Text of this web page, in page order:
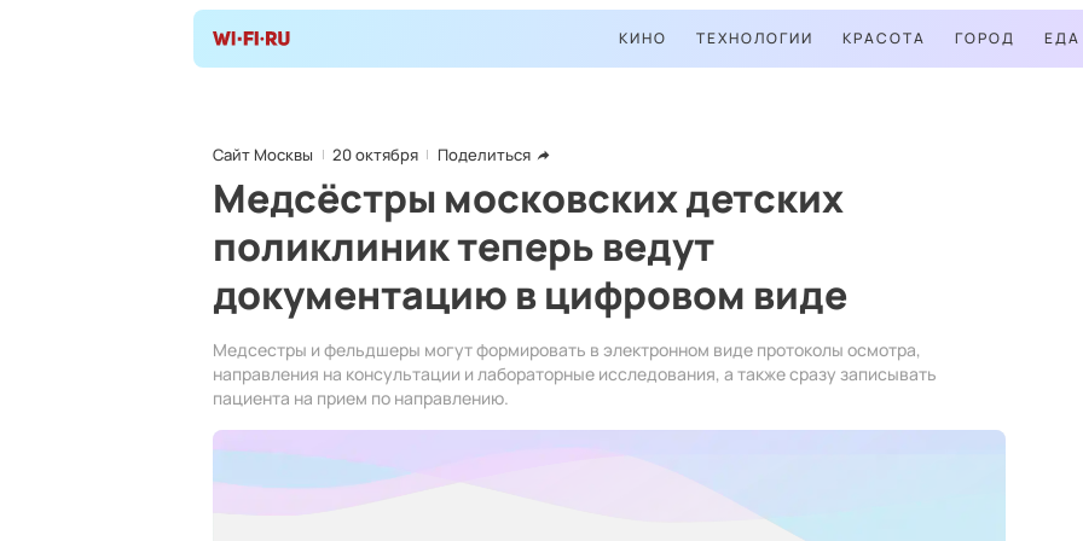
КИНО ТЕХНОЛОГИИ КРАСОТА ГОРОД ЕДА
Сайт Москвы 20 октября Поделиться
Медсёстры московских детских
поликлиник теперь ведут
документацию в цифровом виде
Медсестры и фельдшеры могут формировать в электронном виде протоколы осмотра,
направления на консультации и лабораторные исследования, а также сразу записывать
пациента на прием по направлению.